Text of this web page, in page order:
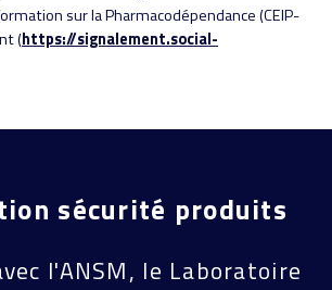
sur la Pharmacodépendance (CEIP-
(https://signalement.social-
sécurité produits
l'ANSM, le Laboratoire